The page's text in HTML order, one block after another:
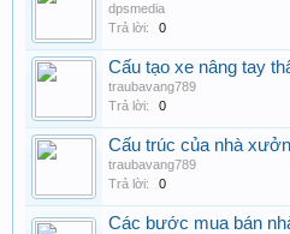
dpsmedia
Trả lời:
0
Cấu tạo xe nâng tay
traubavang789
Trả lời:
0
Cấu trúc của nhà
traubavang789
Trả lời:
0
Các bước mua bán